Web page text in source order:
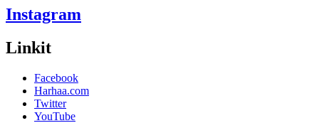
Instagram
Linkit
Facebook
Harhaa.com
Twitter
YouTube